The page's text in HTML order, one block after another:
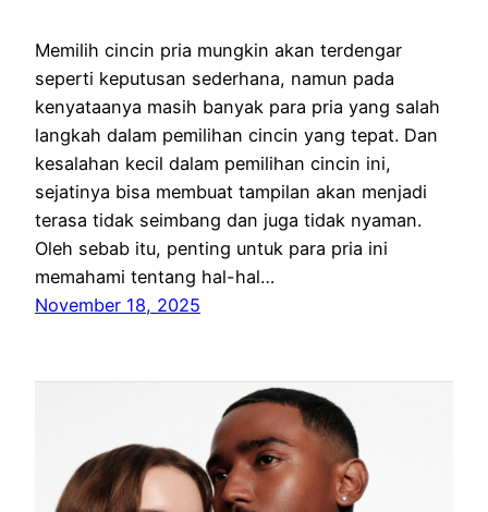
Memilih cincin pria mungkin akan terdengar
seperti keputusan sederhana, namun pada
kenyataanya masih banyak para pria yang salah
langkah dalam pemilihan cincin yang tepat. Dan
kesalahan kecil dalam pemilihan cincin ini,
sejatinya bisa membuat tampilan akan menjadi
terasa tidak seimbang dan juga tidak nyaman.
Oleh sebab itu, penting untuk para pria ini
memahami tentang hal-hal…
November 18, 2025